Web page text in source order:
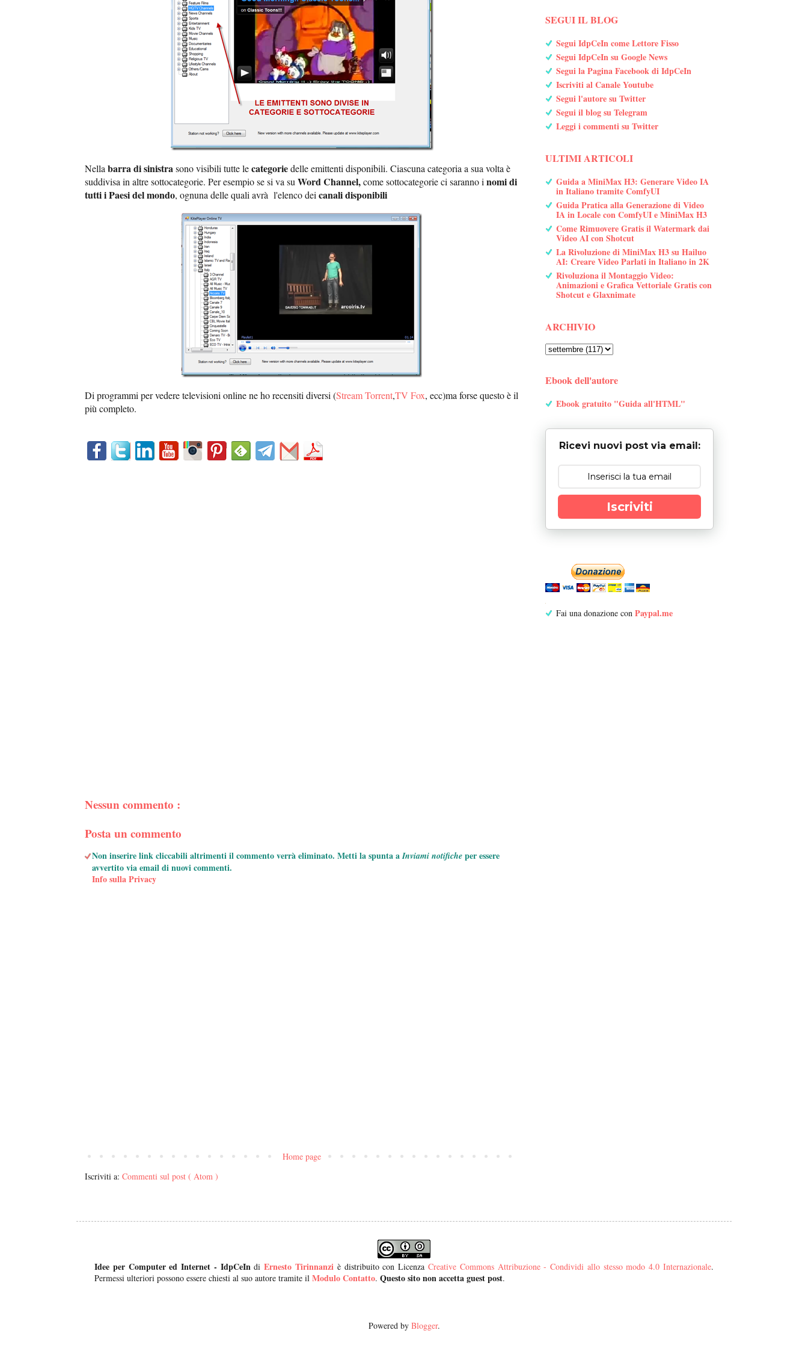
Nella barra di sinistrasono visibili tutte lecategoriedelle emittenti disponibili. Ciascuna categoria a sua volta è
suddivisa in altre sottocategorie. Per esempio se si va su Word Channel,come sottocategorie ci saranno i nomi di
tutti i Paesi del mondo, ognuna delle quali avrà l'elenco dei canali disponibili
Di programmi per vedere televisioni online ne ho recensiti diversi (Stream Torrent,TV Fox, ecc)ma forse questo è il
più completo.
Nessun commento :
Posta un commento
Non inserire link cliccabili altrimenti il commento verrà eliminato. Metti la spunta aInviami notifiche per essere
avvertito via email di nuovi commenti.
Info sulla Privacy
Home page
Iscriviti a: Commenti sul post ( Atom )
SEGUI IL BLOG
Segui IdpCeIn come Lettore Fisso
Segui IdpCeIn su Google News
Segui la Pagina Facebook di IdpCeIn
Iscriviti al Canale Youtube
Segui l'autore su Twitter
Segui il blog su Telegram
Leggi i commenti su Twitter
ULTIMI ARTICOLI
Guida a MiniMax H3: Generare Video IA
in Italiano tramite ComfyUI
Guida Pratica alla Generazione di Video
IA in Locale con ComfyUI e MiniMax H3
Come Rimuovere Gratis il Watermark dai
Video AI con Shotcut
La Rivoluzione di MiniMax H3 su Hailuo
AI: Creare Video Parlati in Italiano in 2K
Rivoluziona il Montaggio Video:
Animazioni e Grafica Vettoriale Gratis con
Shotcut e Glaxnimate
ARCHIVIO
Ebook dell'autore
Ebook gratuito "Guida all'HTML"
Ricevi nuovi post via email:
Iscriviti
Fai una donazione con Paypal.me
Idee per Computer ed Internet - IdpCeIndiErnesto Tirinnanzi è distribuito con Licenza Creative Commons Attribuzione - Condividi allo stesso modo 4.0 Internazionale.
Permessi ulteriori possono essere chiesti al suo autore tramite il Modulo Contatto. Questo sito non accetta guest post.
Powered by Blogger.